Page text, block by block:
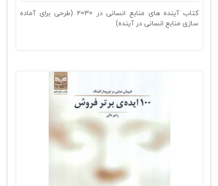
کتاب آینده‌ های منابع انسانی در 2030 (طرحی برای آماده
سازی منابع انسانی در آینده)